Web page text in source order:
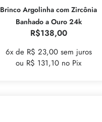
Brinco Argolinha com Zircônia
Banhado a Ouro 24k
R$138,00
6x de R$ 23,00 sem juros
ou R$ 131,10 no Pix